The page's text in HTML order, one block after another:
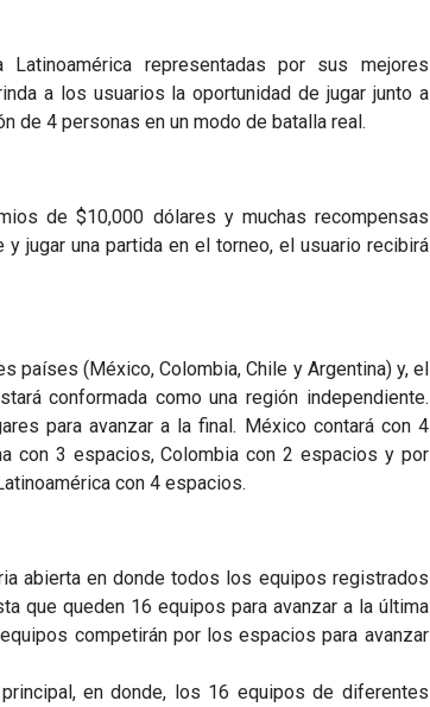
representadas por sus mejores
a los usuarios la oportunidad de jugar junto a
de 4 personas en un modo de batalla real.
de $10,000 dólares y muchas recompensas
jugar una partida en el torneo, el usuario recibirá
países (México, Colombia, Chile y Argentina) y, el
conformada como una región independiente.
para avanzar a la final. México contará con 4
con 3 espacios, Colombia con 2 espacios y por
con 4 espacios.
abierta en donde todos los equipos registrados
que queden 16 equipos para avanzar a la última
competirán por los espacios para avanzar
en donde, los 16 equipos de diferentes